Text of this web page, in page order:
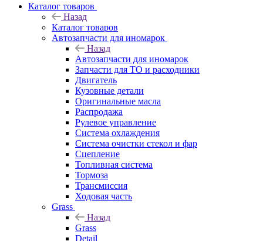
Каталог товаров
Назад
Каталог товаров
Автозапчасти для иномарок
Назад
Автозапчасти для иномарок
Запчасти для ТО и расходники
Двигатель
Кузовные детали
Оригинальные масла
Распродажа
Рулевое управление
Система охлаждения
Система очистки стекол и фар
Сцепление
Топливная система
Тормоза
Трансмиссия
Ходовая часть
Grass
Назад
Grass
Detail